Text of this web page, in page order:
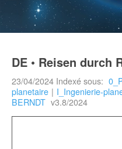
DE • Reisen durch
23/04/2024 Indexé sous:
planetaire | I_Ingenierie-
BERNDT v3.8/2024